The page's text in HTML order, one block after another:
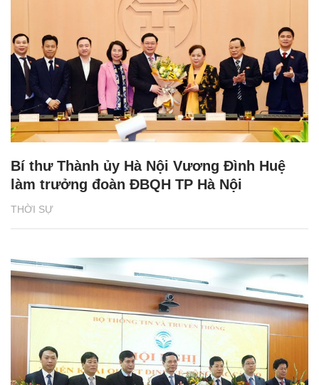
THỜI SỰ
Bí thư Thành ủy Hà Nội Vương Đình Huệ
làm trưởng đoàn ĐBQH TP Hà Nội